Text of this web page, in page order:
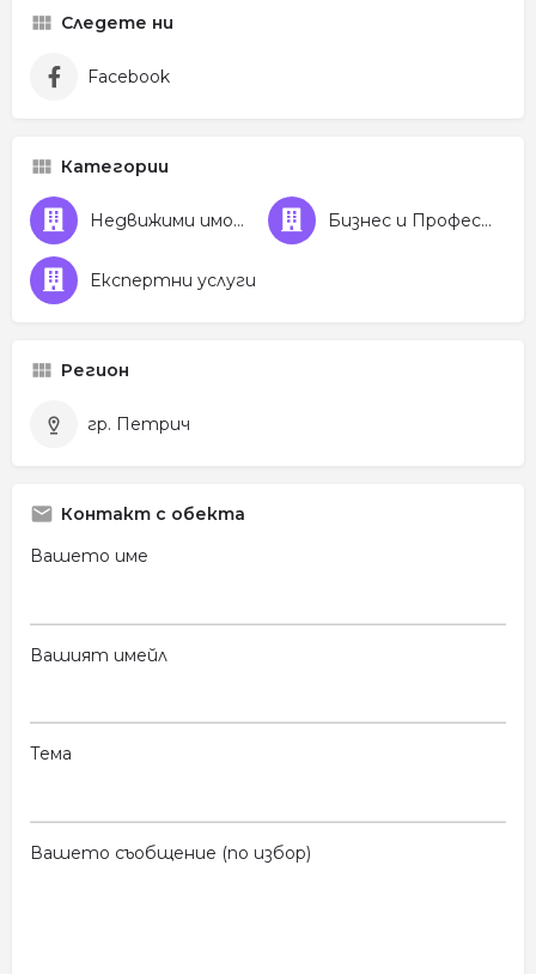
Следете ни
Facebook
Категории
Недвижими имоти Бизнес и Професионални услуги
Експертни услуги
Регион
гр. Петрич
Контакт с обекта
Вашето име
Вашият имейл
Тема
Вашето съобщение (по избор)